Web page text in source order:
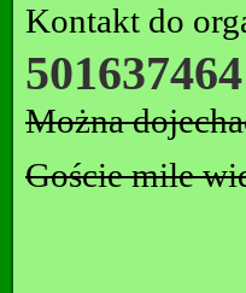
Kontakt do
501637464
Można
Goście mile